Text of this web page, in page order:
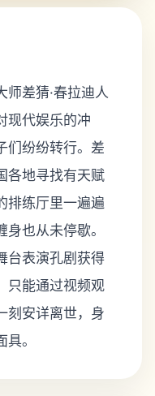
师差猜·春拉迪人
现代娱乐的冲
们纷纷转行。差
各地寻找有天赋
排练厅里一遍遍
也从未停歇。
台表演孔剧获得
只能通过视频观
刻安详离世，身
。